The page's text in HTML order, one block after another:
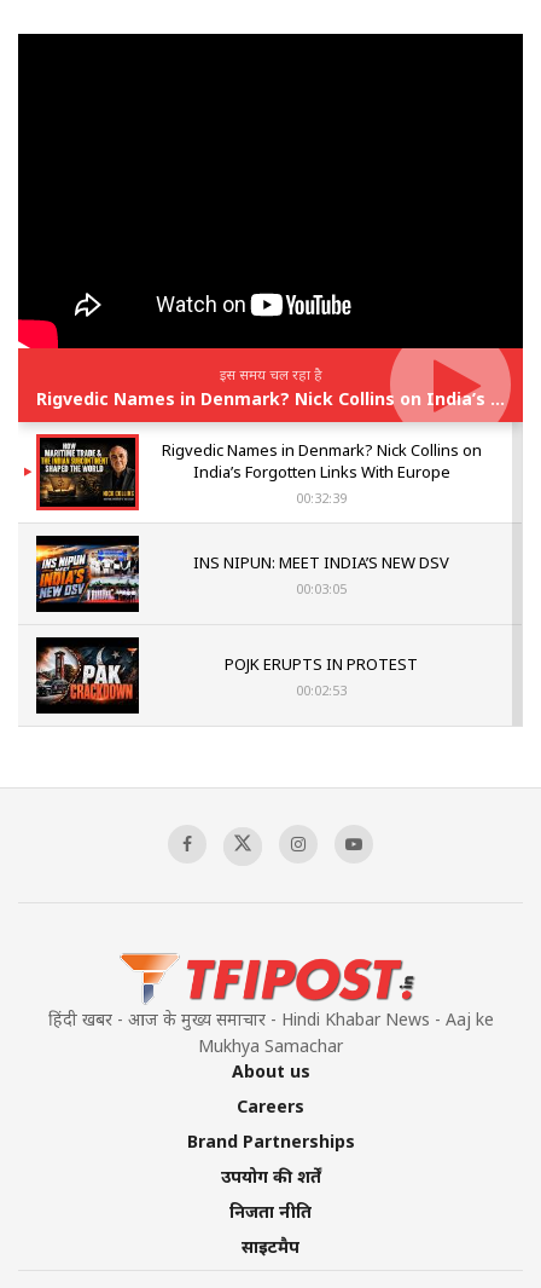
इस समय चल रहा है
Rigvedic Names in Denmark? Nick Collins on India’s Forgotten Links With Europe
Rigvedic Names in Denmark? Nick Collins on
India’s Forgotten Links With Europe
00:32:39
INS NIPUN: MEET INDIA’S NEW DSV
00:03:05
POJK ERUPTS IN PROTEST
00:02:53
Sagar
हिंदी खबर - आज के मुख्य समाचार - Hindi Khabar News - Aaj ke
Mukhya Samachar
About us
Careers
Brand Partnerships
उपयोग की शर्तें
निजता नीति
साइटमैप